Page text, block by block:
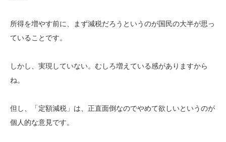
所得を増やす前に、まず減税だろうというのが国民の大半が思っ
ていることです。
しかし、実現していない。むしろ増えている感がありますから
ね。
但し、「定額減税」は、正直面倒なのでやめて欲しいというのが
個人的な意見です。